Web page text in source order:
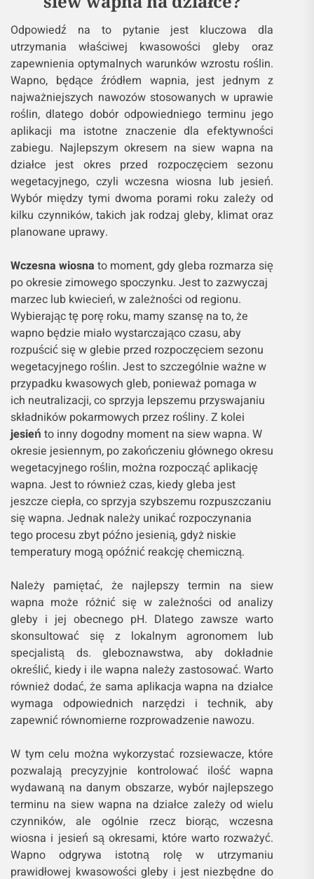
Odpowiedź na to pytanie jest kluczowa dla
utrzymania właściwej kwasowości gleby oraz
zapewnienia optymalnych warunków wzrostu roślin.
Wapno, będące źródłem wapnia, jest jednym z
najważniejszych nawozów stosowanych w uprawie
roślin, dlatego dobór odpowiedniego terminu jego
aplikacji ma istotne znaczenie dla efektywności
zabiegu. Najlepszym okresem na siew wapna na
działce jest okres przed rozpoczęciem sezonu
wegetacyjnego, czyli wczesna wiosna lub jesień.
Wybór między tymi dwoma porami roku zależy od
kilku czynników, takich jak rodzaj gleby, klimat oraz
planowane uprawy.
Wczesna wiosna to moment, gdy gleba rozmarza się
po okresie zimowego spoczynku. Jest to zazwyczaj
marzec lub kwiecień, w zależności od regionu.
Wybierając tę porę roku, mamy szansę na to, że
wapno będzie miało wystarczająco czasu, aby
rozpuścić się w glebie przed rozpoczęciem sezonu
wegetacyjnego roślin. Jest to szczególnie ważne w
przypadku kwasowych gleb, ponieważ pomaga w
ich neutralizacji, co sprzyja lepszemu przyswajaniu
składników pokarmowych przez rośliny. Z kolei
jesień to inny dogodny moment na siew wapna. W
okresie jesiennym, po zakończeniu głównego okresu
wegetacyjnego roślin, można rozpocząć aplikację
wapna. Jest to również czas, kiedy gleba jest
jeszcze ciepła, co sprzyja szybszemu rozpuszczaniu
się wapna. Jednak należy unikać rozpoczynania
tego procesu zbyt późno jesienią, gdyż niskie
temperatury mogą opóźnić reakcję chemiczną.
Należy pamiętać, że najlepszy termin na siew
wapna może różnić się w zależności od analizy
gleby i jej obecnego pH. Dlatego zawsze warto
skonsultować się z lokalnym agronomem lub
specjalistą ds. gleboznawstwa, aby dokładnie
określić, kiedy i ile wapna należy zastosować. Warto
również dodać, że sama aplikacja wapna na działce
wymaga odpowiednich narzędzi i technik, aby
zapewnić równomierne rozprowadzenie nawozu.
W tym celu można wykorzystać rozsiewacze, które
pozwalają precyzyjnie kontrolować ilość wapna
wydawaną na danym obszarze, wybór najlepszego
terminu na siew wapna na działce zależy od wielu
czynników, ale ogólnie rzecz biorąc, wczesna
wiosna i jesień są okresami, które warto rozważyć.
Wapno odgrywa istotną rolę w utrzymaniu
prawidłowej kwasowości gleby i jest niezbędne do